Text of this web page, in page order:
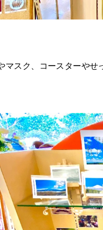
マスク、コースターやせ